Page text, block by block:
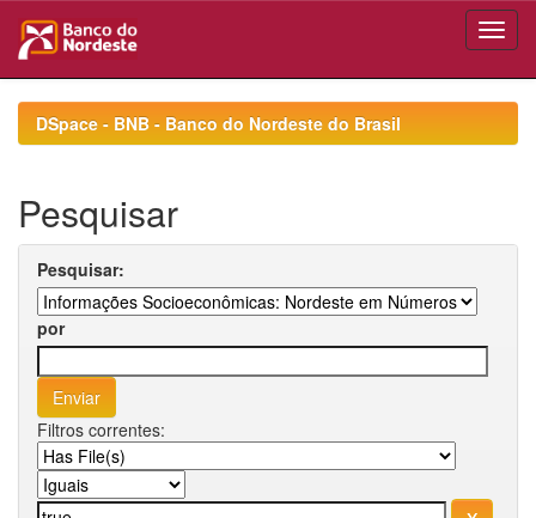
navigationDSpace - BNB - Banco do Nordeste do Brasil
Pesquisar
Pesquisar:
por
Filtros correntes: